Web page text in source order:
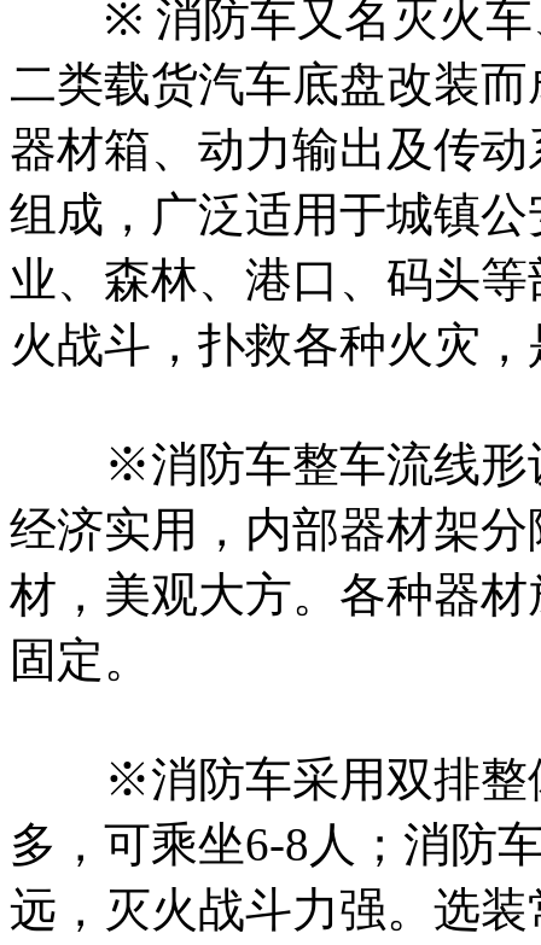
※ 消防车又名灭火车
二类载货汽车底盘改装
器材箱、动力输出及传
组成，广泛适用于城镇
业、森林、港口、码头
火战斗，扑救各种火灾
※消防车整车流线形
经济实用，内部器材架
材，美观大方。各种器
固定。
※消防车采用双排整
多，可乘坐6-8人；消防
远，灭火战斗力强。选